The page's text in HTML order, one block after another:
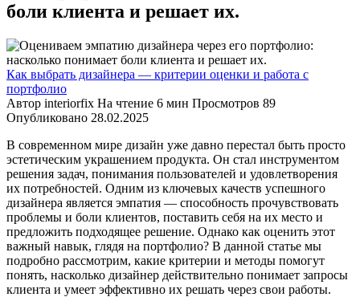
боли клиента и решает их.
Как выбрать дизайнера — критерии оценки и работа с
портфолио
Автор interiorfix На чтение 6 мин Просмотров 89
Опубликовано 28.02.2025
В современном мире дизайн уже давно перестал быть просто
эстетическим украшением продукта. Он стал инструментом
решения задач, понимания пользователей и удовлетворения
их потребностей. Одним из ключевых качеств успешного
дизайнера является эмпатия — способность прочувствовать
проблемы и боли клиентов, поставить себя на их место и
предложить подходящее решение. Однако как оценить этот
важный навык, глядя на портфолио? В данной статье мы
подробно рассмотрим, какие критерии и методы помогут
понять, насколько дизайнер действительно понимает запросы
клиента и умеет эффективно их решать через свои работы.